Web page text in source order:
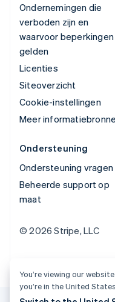
Ondernemingen die
verboden zijn en
waarvoor beperkingen
gelden
Licenties
Siteoverzicht
Cookie-instellingen
Meer
Ondersteuning
Ondersteuning vragen
Beheerde support op
maat
© 2026 Stripe, LLC
You’re viewing our
you’re in the United States.